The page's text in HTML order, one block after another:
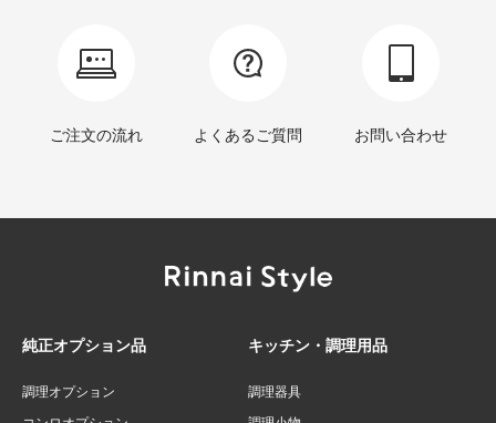
ご注文の流れ よくあるご質問 お問い合わせ
純正オプション品
調理オプション
キッチン・調理用品
調理器具